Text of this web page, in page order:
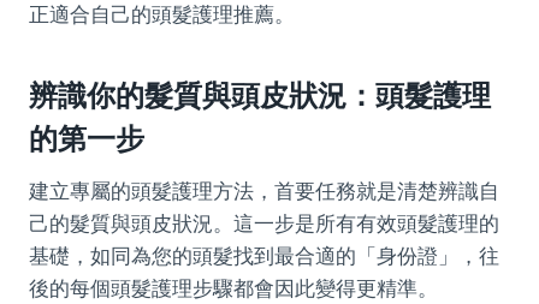
正適合自己的頭髮護理推薦。
辨識你的髮質與頭皮狀況：頭髮護理
的第一步
建立專屬的頭髮護理方法，首要任務就是清楚辨識自
己的髮質與頭皮狀況。這一步是所有有效頭髮護理的
基礎，如同為您的頭髮找到最合適的「身份證」，往
後的每個頭髮護理步驟都會因此變得更精準。